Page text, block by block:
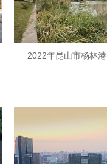
2022年昆山市杨林